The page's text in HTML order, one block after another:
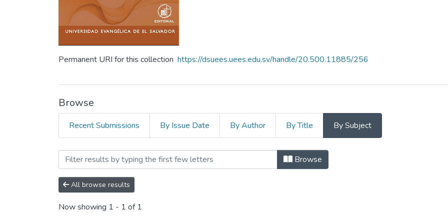
Permanent URI for this collection https://dsuees.uees.edu.sv/handle/20.500.11885/256
Browse
Recent Submissions By Issue Date By Author By Title By Subject
Browsing Revista, Ciencia, Cultura y Sociedad Vol. 3 N°.2 by
Browse
All browse results
Now showing 1 - 1 of 1